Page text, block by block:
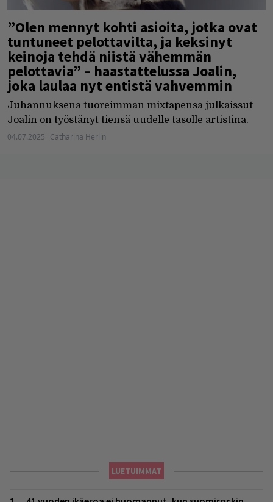
”Olen mennyt kohti asioita, jotka ovat
tuntuneet pelottavilta, ja keksinyt
keinoja tehdä niistä vähemmän
pelottavia” – haastattelussa Joalin,
joka laulaa nyt entistä vahvemmin
Juhannuksena tuoreimman mixtapensa julkaissut
Joalin on työstänyt tiensä uudelle tasolle artistina.
04.07.2025 Catharina Herlin
LUETUIMMAT